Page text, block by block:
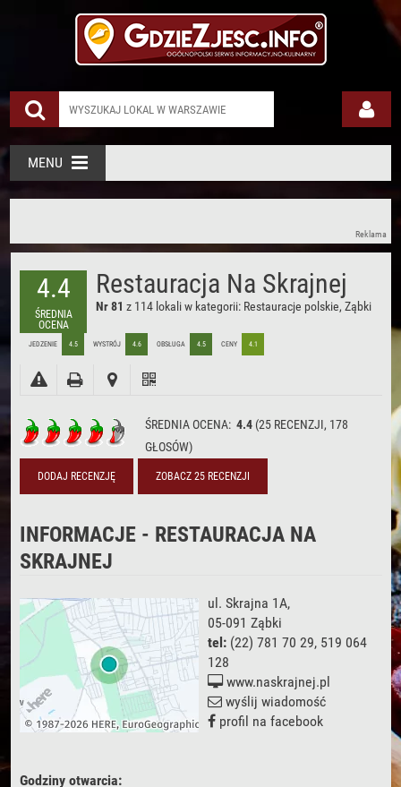
Restauracja Na Skrajnej Ząbki
MENU
Reklama
4.4
ŚREDNIA
OCENA
Restauracja Na Skrajnej
Nr 81 z 114 lokali w kategorii: Restauracje polskie, Ząbki
JEDZENIE 4.5 WYSTRÓJ 4.6 OBSŁUGA 4.5 CENY 4.1
ŚREDNIA OCENA:4.4 (25 RECENZJI, 178
GŁOSÓW)
DODAJ RECENZJĘ ZOBACZ 25 RECENZJI
INFORMACJE - RESTAURACJA NA
SKRAJNEJ
ul. Skrajna 1A,
05-091 Ząbki
tel: (22) 781 70 29, 519 064
128
www.naskrajnej.pl
wyślij wiadomość
profil na facebook
Godziny otwarcia: